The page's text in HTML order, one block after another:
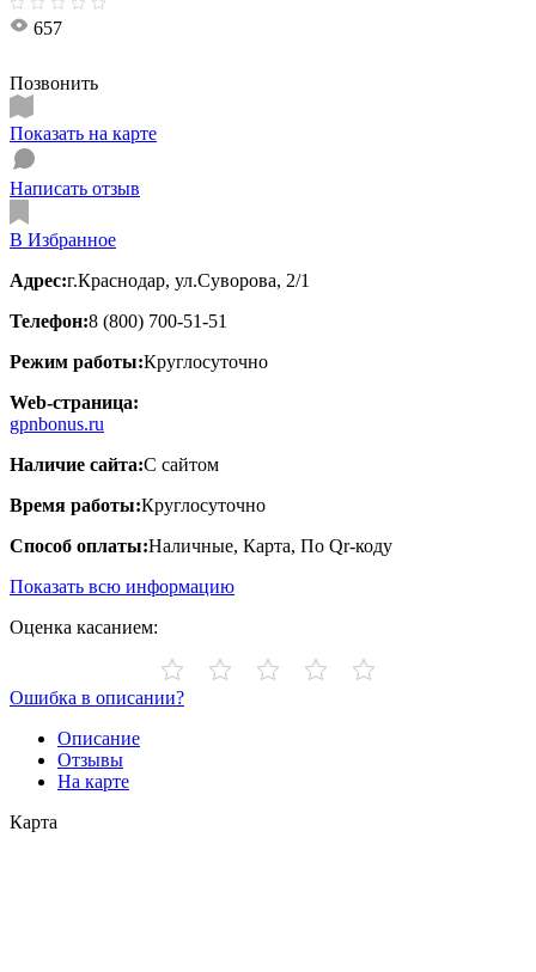
657
Позвонить
Показать на карте
Написать отзыв
В Избранное
Адрес:г.Краснодар, ул.​Суворова, 2/1
Телефон:8 (800) 700-51-51
Режим работы:Круглосуточно
Web-страница:
gpnbonus.ru
Наличие сайта:С сайтом
Время работы:Круглосуточно
Способ оплаты:Наличные, Карта, По Qr-коду
Показать всю информацию
Оценка касанием:
Ошибка в описании?
Описание
Отзывы
На карте
Карта